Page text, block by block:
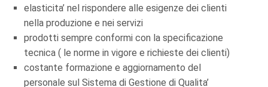
elasticita’ nel rispondere alle esigenze dei clienti
nella produzione e nei servizi
prodotti sempre conformi con la specificazione
tecnica ( le norme in vigore e richieste dei clienti)
costante formazione e aggiornamento del
personale sul Sistema di Gestione di Qualita’